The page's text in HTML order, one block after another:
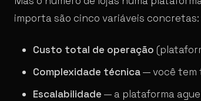
importa são cinco variáveis concretas:
Custo total de operação
Complexidade técnica— você tem
Escalabilidade — a plataforma